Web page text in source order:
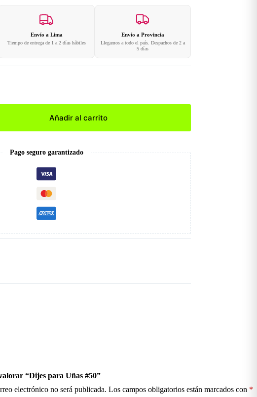
Envío a Lima
Tiempo de entrega de 1 a 2 días hábiles
Envío a Provincia
Llegamos a todo el país. Despachos de 2 a
5 días
Añadir al carrito
Pago seguro garantizado
“Dijes para Uñas #50”
electrónico no será publicada. Los campos obligatorios están marcados con *